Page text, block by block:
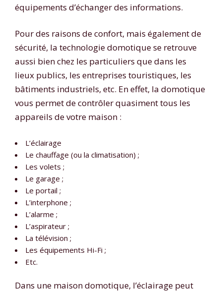
équipements d’échanger des informations.
Pour des raisons de confort, mais également de
sécurité, la technologie domotique se retrouve
aussi bien chez les particuliers que dans les
lieux publics, les entreprises touristiques, les
bâtiments industriels, etc. En effet, la domotique
vous permet de contrôler quasiment tous les
appareils de votre maison :
L’éclairage
Le chauffage (ou la climatisation) ;
Les volets ;
Le garage ;
Le portail ;
L’interphone ;
L’alarme ;
L’aspirateur ;
La télévision ;
Les équipements Hi-Fi ;
Etc.
Dans une maison domotique, l’éclairage peut